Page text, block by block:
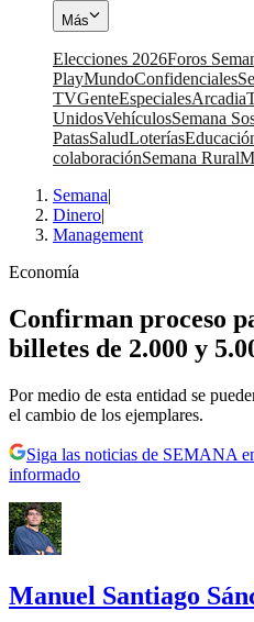
Más
Elecciones 2026Foros
PlayMundoConfidenciales
TVGenteEspecialesArcadia
UnidosVehículosSemana
PatasSaludLoterías
colaboraciónSemana Rural
Semana|
Dinero|
Management
Economía
Confirman proceso
billetes de 2.000 y
Por medio de esta entidad se
el cambio de los ejemplares.
Siga las noticias de SEMANA
informado
Manuel Santiago